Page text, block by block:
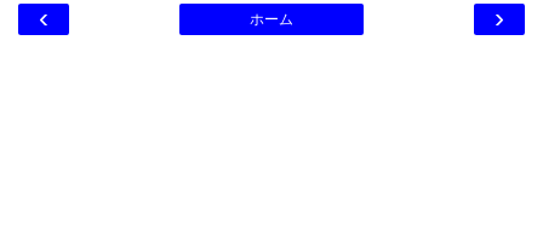
‹ ›
ホーム